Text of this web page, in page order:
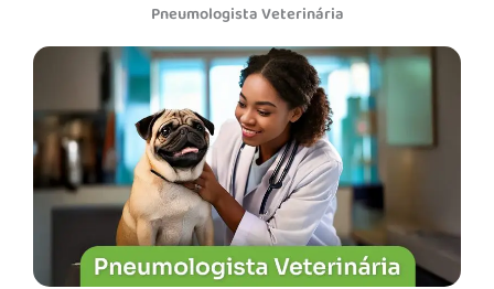
Pneumologista Veterinária